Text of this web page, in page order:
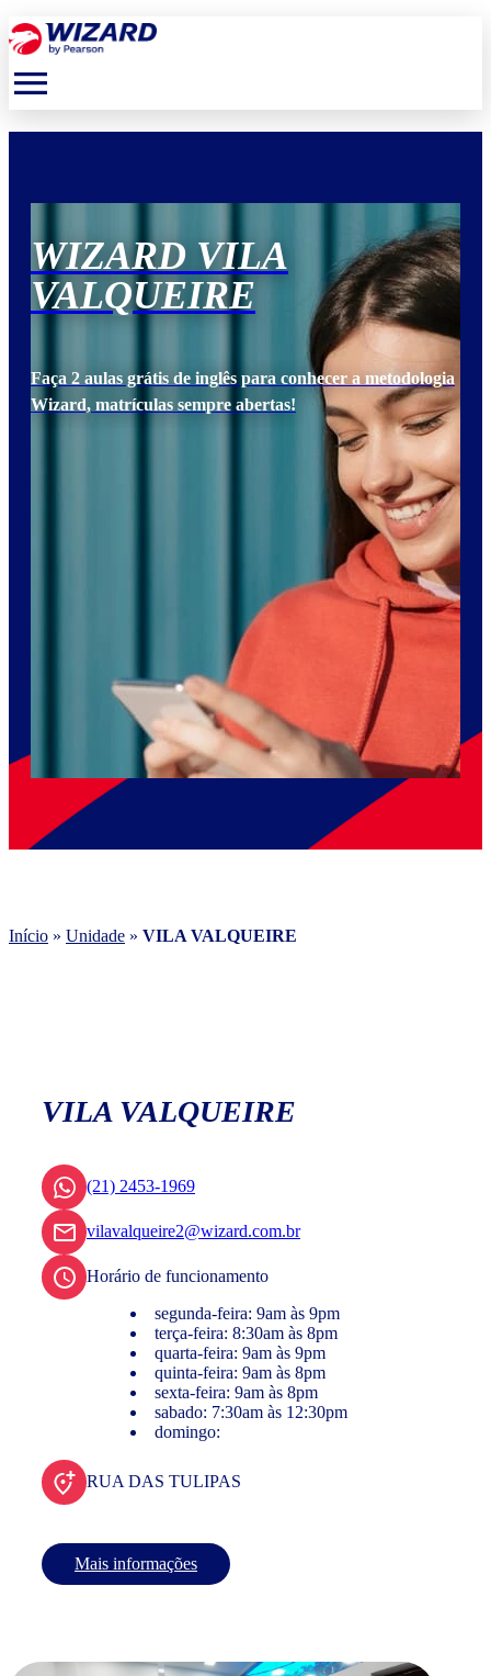
menu
WIZARD VILA
VALQUEIRE
Faça 2 aulas grátis de inglês para conhecer a metodologia
Wizard, matrículas sempre abertas!
Início » Unidade » VILA VALQUEIRE
VILA VALQUEIRE
(21) 2453-1969
vilavalqueire2@wizard.com.br
Horário de funcionamento
segunda-feira: 9am às 9pm
terça-feira: 8:30am às 8pm
quarta-feira: 9am às 9pm
quinta-feira: 9am às 8pm
sexta-feira: 9am às 8pm
sabado: 7:30am às 12:30pm
domingo:
RUA DAS TULIPAS
Mais informações